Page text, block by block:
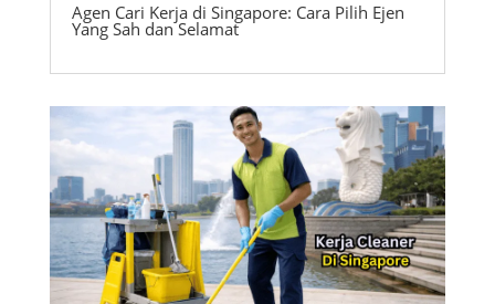
Agen Cari Kerja di Singapore: Cara Pilih Ejen
Yang Sah dan Selamat